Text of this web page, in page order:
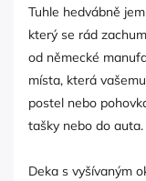
Tuhle hedvábně
který se rád
od německé
místa, která
postel nebo
tašky nebo do auta.
Deka s vyšívaným